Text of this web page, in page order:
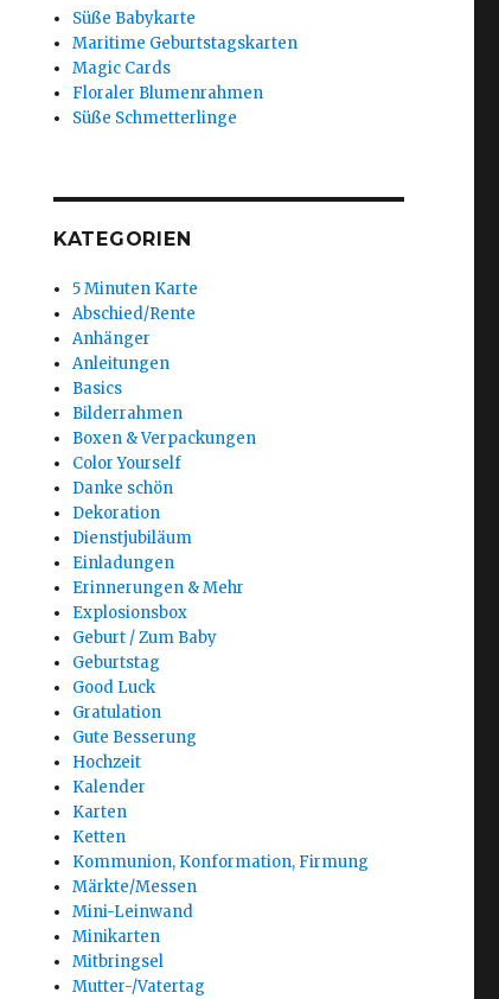
Süße Babykarte
Maritime Geburtstagskarten
Magic Cards
Floraler Blumenrahmen
Süße Schmetterlinge
KATEGORIEN
5 Minuten Karte
Abschied/Rente
Anhänger
Anleitungen
Basics
Bilderrahmen
Boxen & Verpackungen
Color Yourself
Danke schön
Dekoration
Dienstjubiläum
Einladungen
Erinnerungen & Mehr
Explosionsbox
Geburt / Zum Baby
Geburtstag
Good Luck
Gratulation
Gute Besserung
Hochzeit
Kalender
Karten
Ketten
Kommunion, Konformation, Firmung
Märkte/Messen
Mini-Leinwand
Minikarten
Mitbringsel
Mutter-/Vatertag